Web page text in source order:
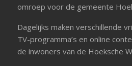
omroep voor de gemeente
Dagelijks maken verschillende
TV-programma’s en online
de inwoners van de Hoeksche